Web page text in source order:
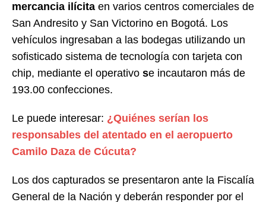
mercancia ilícita en varios centros comerciales de
San Andresito y San Victorino en Bogotá. Los
vehículos ingresaban a las bodegas utilizando un
sofisticado sistema de tecnología con tarjeta con
chip, mediante el operativo se incautaron más de
193.00 confecciones.
Le puede interesar: ¿Quiénes serían los
responsables del atentado en el aeropuerto
Camilo Daza de Cúcuta?
Los dos capturados se presentaron ante la Fiscalía
General de la Nación y deberán responder por el